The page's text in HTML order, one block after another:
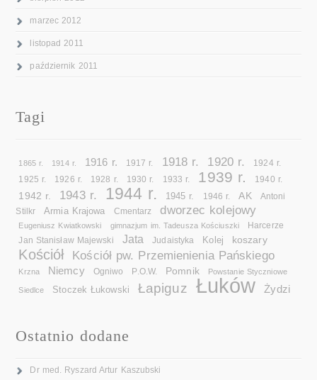
marzec 2012
listopad 2011
październik 2011
Tagi
1865 r. 1914 r. 1916 r. 1917 r. 1918 r. 1920 r. 1924 r.
1925 r. 1926 r. 1928 r. 1930 r. 1933 r. 1939 r. 1940 r.
1942 r. 1943 r. 1944 r. 1945 r. 1946 r. AK
Antoni
Stilkr
Armia Krajowa Cmentarz dworzec kolejowy
Eugeniusz Kwiatkowski gimnazjum im. Tadeusza Kościuszki Harcerze
Jan Stanisław Majewski Jata Judaistyka Kolej koszary
Kościół Kościół pw. Przemienienia Pańskiego
Krzna Niemcy Ogniwo P.O.W. Pomnik Powstanie Styczniowe
Siedlce Stoczek Łukowski Łapiguz Łuków Żydzi
Ostatnio dodane
Dr med. Ryszard Artur Kaszubski